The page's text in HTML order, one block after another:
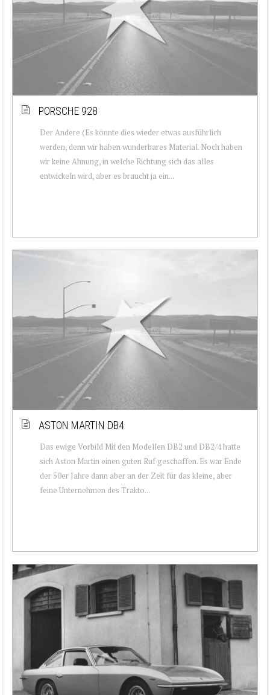
PORSCHE 928
Der Andere (Es könnte dies wieder etwas ausführlich
werden, denn wir haben wunderbares Material. Noch haben
wir keine Ahnung, in welche Richtung sich das alles
entwickeln wird, aber es braucht ja ein...
ASTON MARTIN DB4
Das ewige Vorbild Mit den Modellen DB2 und DB2/4 hatte
sich Aston Martin einen guten Ruf geschaffen. Es war Ende
der 50er Jahre dann aber an der Zeit für das kleine, aber
feine Unternehmen des Trakto...